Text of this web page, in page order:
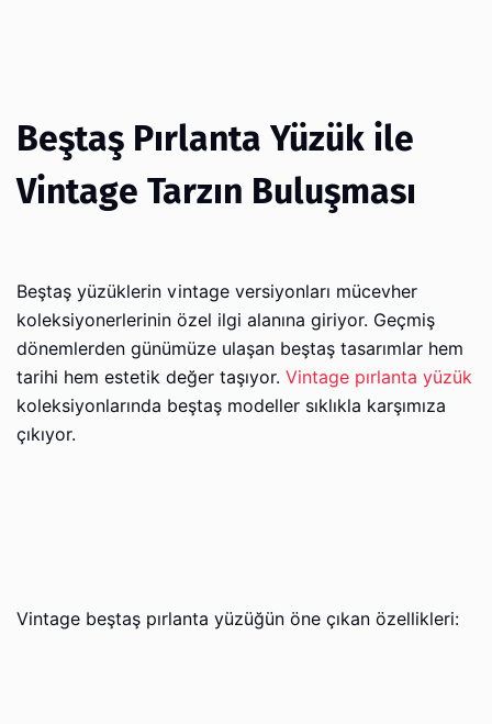
Beştaş Pırlanta Yüzük ile
Vintage Tarzın Buluşması
Beştaş yüzüklerin vintage versiyonları mücevher
koleksiyonerlerinin özel ilgi alanına giriyor. Geçmiş
dönemlerden günümüze ulaşan beştaş tasarımlar hem
tarihi hem estetik değer taşıyor. Vintage pırlanta yüzük
koleksiyonlarında beştaş modeller sıklıkla karşımıza
çıkıyor.
Vintage beştaş pırlanta yüzüğün öne çıkan özellikleri: